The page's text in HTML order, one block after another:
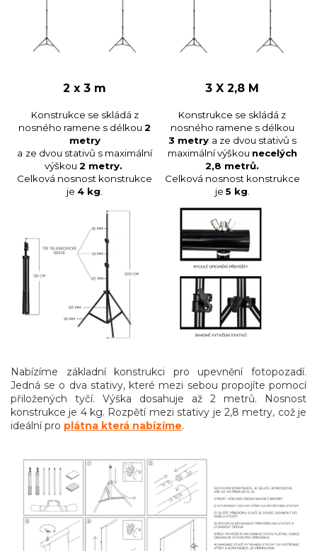
2 x 3 m 3 X 2,8 M
Konstrukce se skládá z
nosného ramene s délkou 2
metry
a ze dvou stativů s maximální
výškou 2 metry.
Celková nosnost konstrukce
je 4 kg
Konstrukce se skládá z
nosného ramene s délkou
3 metry a ze dvou stativů s
maximální výškou necelých
2,8 metrů.
Celková nosnost konstrukce
je 5 kg
Nabízíme základní konstrukci pro upevnění fotopozadí.
Jedná se o dva stativy, které mezi sebou propojíte pomocí
přiložených tyčí. Výška dosahuje až 2 metrů. Nosnost
konstrukce je 4 kg. Rozpětí mezi stativy je 2,8 metry, což je
ideální pro plátna která nabízíme.